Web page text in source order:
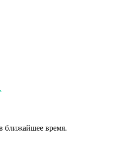
ближайшее время.